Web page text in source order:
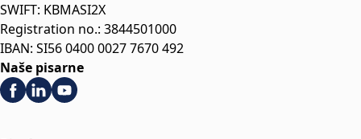
SWIFT: KBMASI2X
Registration no.: 3844501000
IBAN: SI56 0400 0027 7670 492
Naše pisarne